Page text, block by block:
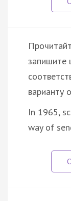
запишите
варианту
In 1965,
way of